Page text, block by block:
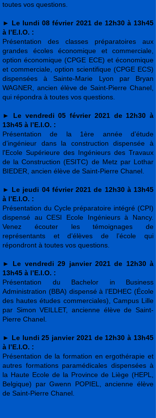
toutes vos questions.
► Le lundi 08 février 2021 de 12h30 à 13h45
à l’E.I.O. :
Présentation des classes préparatoires aux
grandes écoles économique et commerciale,
option économique (CPGE ECE) et économique
et commerciale, option scientifique (CPGE ECS)
dispensées à Sainte-Marie Lyon par Bryan
WAGNER, ancien élève de Saint-Pierre Chanel,
qui répondra à toutes vos questions.
► Le vendredi 05 février 2021 de 12h30 à
13h45 à l’E.I.O. :
Présentation de la 1ère année d’étude
d’ingénieur dans la construction dispensée à
l'Ecole Supérieure des Ingénieurs des Travaux
de la Construction (ESITC) de Metz par Lothar
BIEDER, ancien élève de Saint-Pierre Chanel.
► Le jeudi 04 février 2021 de 12h30 à 13h45
à l’E.I.O. :
Présentation du Cycle préparatoire intégré (CPI)
dispensé au CESI Ecole Ingénieurs à Nancy.
Venez écouter les témoignages de
représentants et d’élèves de l’école qui
répondront à toutes vos questions.
► Le vendredi 29 janvier 2021 de 12h30 à
13h45 à l’E.I.O. :
Présentation du Bachelor in Business
Administration (BBA) dispensé à l’EDHEC (École
des hautes études commerciales), Campus Lille
par Simon VEILLET, ancienne élève de Saint-
Pierre Chanel.
► Le lundi 25 janvier 2021 de 12h30 à 13h45
à l’E.I.O. :
Présentation de la formation en ergothérapie et
autres formations paramédicales dispensées à
la Haute Ecole de la Province de Liège (HEPL,
Belgique) par Gwenn POPIEL, ancienne élève
de Saint-Pierre Chanel.